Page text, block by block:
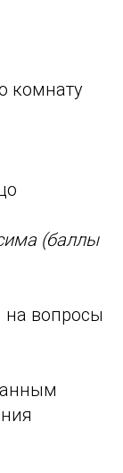
комнату
(баллы
вопросы